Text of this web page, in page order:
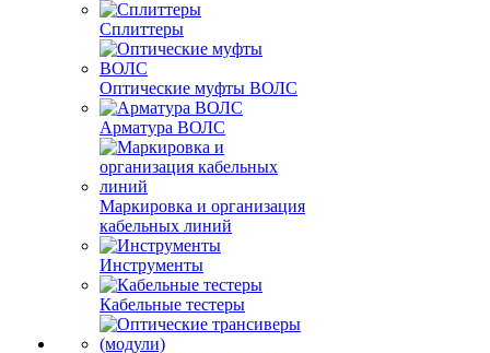
Сплиттеры
Оптические муфты ВОЛС
Арматура ВОЛС
Маркировка и организация
кабельных линий
Инструменты
Кабельные тестеры